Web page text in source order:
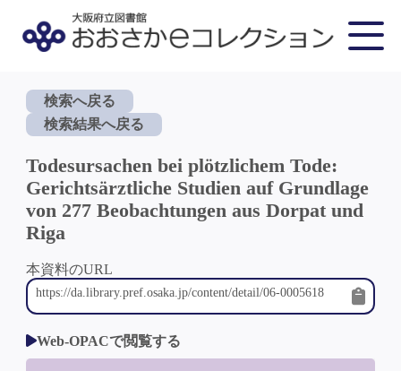
検索へ戻る
検索結果へ戻る
Todesursachen bei plötzlichem Tode:
Gerichtsärztliche Studien auf Grundlage
von 277 Beobachtungen aus Dorpat und
Riga
本資料のURL
Web-OPACで閲覧する